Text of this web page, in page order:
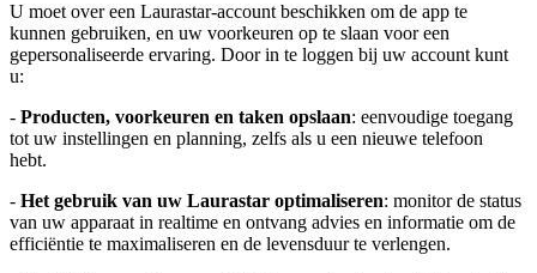
U moet over een Laurastar-account beschikken om de app te
kunnen gebruiken, en uw voorkeuren op te slaan voor een
gepersonaliseerde ervaring. Door in te loggen bij uw account kunt
u:
- Producten, voorkeuren en taken opslaan: eenvoudige toegang
tot uw instellingen en planning, zelfs als u een nieuwe telefoon
hebt.
- Het gebruik van uw Laurastar optimaliseren: monitor de status
van uw apparaat in realtime en ontvang advies en informatie om de
efficiëntie te maximaliseren en de levensduur te verlengen.